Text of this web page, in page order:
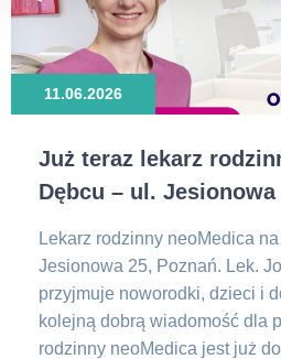
11.06.2026
Już teraz lekarz
Dębcu – ul. Jesionowa
Lekarz rodzinny neoMedica
Jesionowa 25, Poznań. Lek.
przyjmuje noworodki, dzieci i
kolejną dobrą wiadomość dla
rodzinny neoMedica jest już